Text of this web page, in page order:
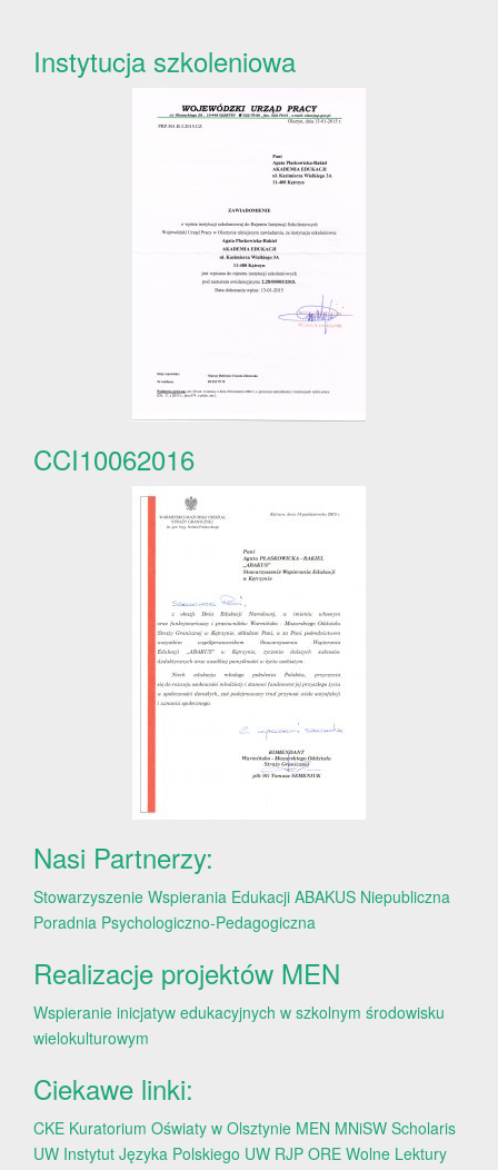
Instytucja szkoleniowa
CCI10062016
Nasi Partnerzy:
Stowarzyszenie Wspierania Edukacji ABAKUS Niepubliczna
Poradnia Psychologiczno-Pedagogiczna
Realizacje projektów MEN
Wspieranie inicjatyw edukacyjnych w szkolnym środowisku
wielokulturowym
Ciekawe linki:
CKE Kuratorium Oświaty w Olsztynie MEN MNiSW Scholaris
UW Instytut Języka Polskiego UW RJP ORE Wolne Lektury